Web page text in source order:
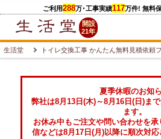
ご利用288万･工事実績117万件! 無料
開設
21年
生活堂 トイレ交換工事 かんたん無料見積依頼
夏季休暇のお知
弊社は8月13日(木)～8月16日(日)ま
ます。
お休み中もご注文や問い合わせを
信などは8月17日(月)以降に順次対応